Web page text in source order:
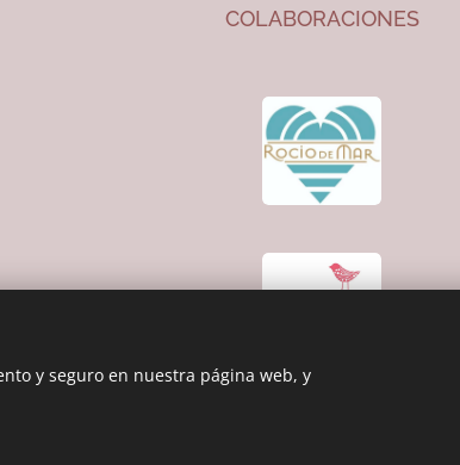
COLABORACIONES
y seguro en nuestra página web, y